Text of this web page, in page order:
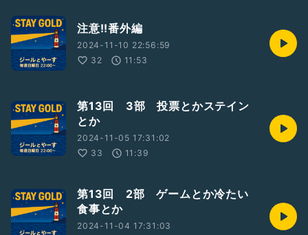
注意!!番外編
2024-11-10 22:56:59
32
11:53
第13回 3部 投票とかステイン
とか
2024-11-05 17:31:02
33
11:39
第13回 2部 ゲームとか冷たい
食事とか
2024-11-04 17:31:03